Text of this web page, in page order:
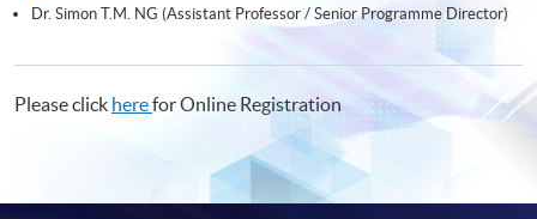
Dr. Simon T.M. NG (Assistant Professor / Senior Programme Director)
Please click herefor Online Registration